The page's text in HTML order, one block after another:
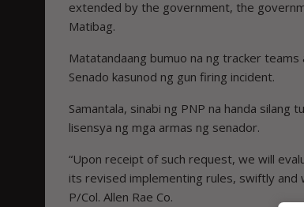
extended by the government, the
Matibag.
Matatandaang bumuo na ng tracker
Senado kasunod ng gun firing incident.
Samantala, sinabi ng PNP na handa silang
lisensya ng mga armas ng senador.
“Upon receipt of such request, we will
its revised implementing rules, swiftly and
P/Col. Allen Rae Co.